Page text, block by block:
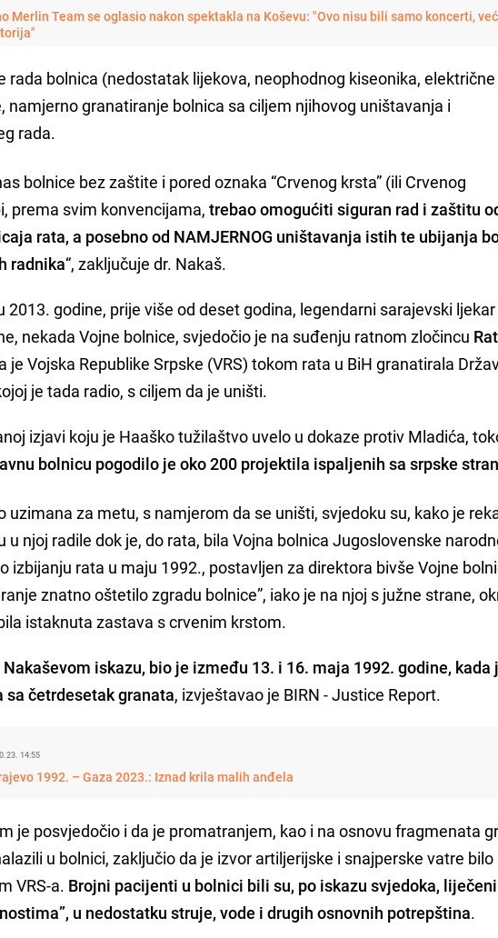
Merlin Team se oglasio nakon spektakla na Koševu: "Ovo nisu bili samo koncerti, već
rada bolnica (nedostatak lijekova, neophodnog kiseonika, električne
namjerno granatiranje bolnica sa ciljem njihovog uništavanja i
rada.
bolnice bez zaštite i pored oznaka “Crvenog krsta” (ili Crvenog
prema svim konvencijama,trebao omogućiti siguran rad i zaštitu
rata, a posebno od NAMJERNOG uništavanja istih te ubijanja
radnika“, zaključuje dr. Nakaš.
2013. godine, prije više od deset godina, legendarni sarajevski ljekar
nekada Vojne bolnice, svjedočio je na suđenju ratnom zločincu
je Vojska Republike Srpske (VRS) tokom rata u BiH granatirala
je tada radio, s ciljem da je uništi.
izjavi koju je Haaško tužilaštvo uvelo u dokaze protiv Mladića,
bolnicu pogodilo je oko 200 projektila ispaljenih sa srpske
uzimana za metu, s namjerom da se uništi, svjedoku su, kako je
u njoj radile dok je, do rata, bila Vojna bolnica Jugoslovenske
izbijanju rata u maju 1992., postavljen za direktora bivše Vojne
znatno oštetilo zgradu bolnice”, iako je na njoj s južne strane,
istaknuta zastava s crvenim krstom.
iskazu, bio je između 13. i 16. maja 1992. godine, kada
četrdesetak granata, izvještavao je BIRN - Justice Report.
14:55
1992. – Gaza 2023.: Iznad krila malih anđela
je posvjedočio i da je promatranjem, kao i na osnovu fragmenata
u bolnici, zaključio da je izvor artiljerijske i snajperske vatre bilo
VRS-a. Brojni pacijenti u bolnici bili su, po iskazu svjedoka, liječeni
u nedostatku struje, vode i drugih osnovnih potrepština.